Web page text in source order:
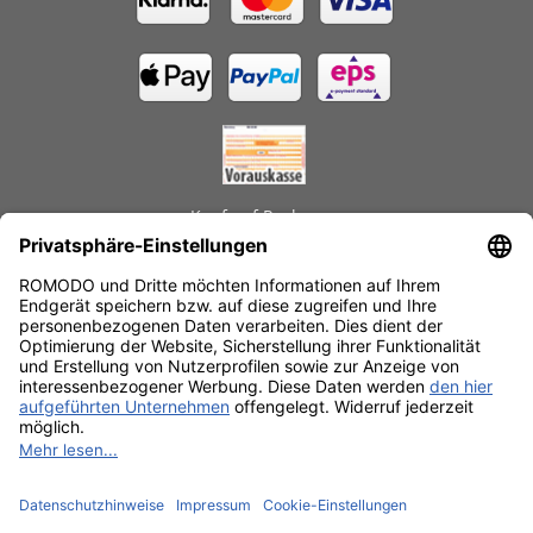
Kauf auf Rechnung
Schnelle Lieferzeiten
Käuferschutz
Datenschutz
SSL-Verschlüsselung